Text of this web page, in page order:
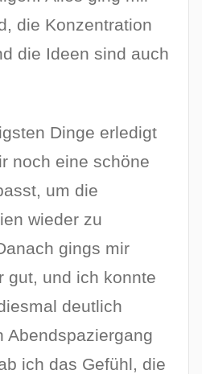
die Konzentration
die Ideen sind auch
Dinge erledigt
noch eine schöne
um die
wieder zu
gings mir
gut, und ich konnte
deutlich
Abendspaziergang
ich das Gefühl, die